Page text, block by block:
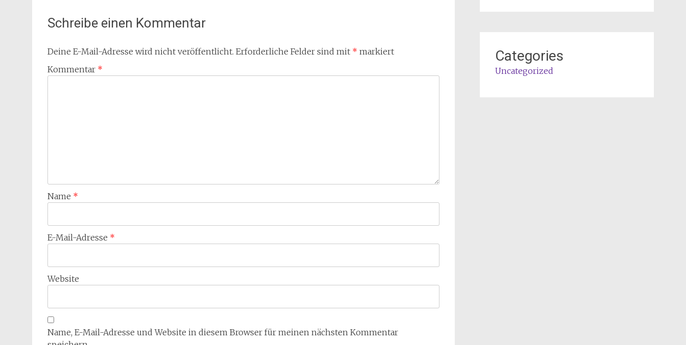
Schreibe einen Kommentar
Deine E-Mail-Adresse wird nicht veröffentlicht. Erforderliche Felder sind mit * markiert
Kommentar *
Name *
E-Mail-Adresse *
Website
Name, E-Mail-Adresse und Website in diesem Browser für meinen nächsten Kommentar
Categories
Uncategorized